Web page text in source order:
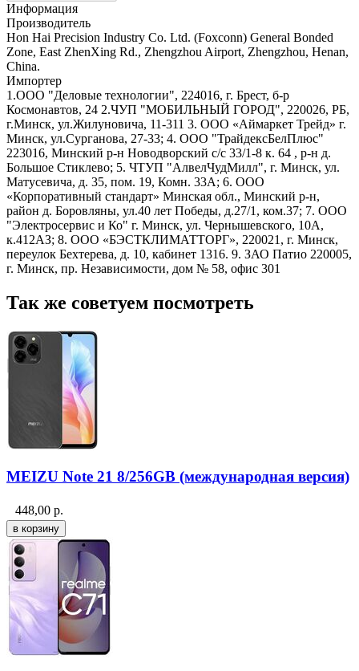
Информация
Производитель
Hon Hai Precision Industry Co. Ltd. (Foxconn) General Bonded
Zone, East ZhenXing Rd., Zhengzhou Airport, Zhengzhou, Henan,
China.
Импортер
1.ООО "Деловые технологии", 224016, г. Брест, б-р
Космонавтов, 24 2.ЧУП "МОБИЛЬНЫЙ ГОРОД", 220026, РБ,
г.Минск, ул.Жилуновича, 11-311 3. ООО «Аймаркет Трейд» г.
Минск, ул.Сурганова, 27-33; 4. ООО "ТрайдексБелПлюс"
223016, Минский р-н Новодворский с/с 33/1-8 к. 64 , р-н д.
Большое Стиклево; 5. ЧТУП "АлвелЧудМилл", г. Минск, ул.
Матусевича, д. 35, пом. 19, Комн. 33А; 6. ООО
«Корпоративный стандарт» Минская обл., Минский р-н,
район д. Боровляны, ул.40 лет Победы, д.27/1, ком.37; 7. ООО
"Электросервис и Ко" г. Минск, ул. Чернышевского, 10А,
к.412АЗ; 8. ООО «БЭСТКЛИМАТТОРГ», 220021, г. Минск,
переулок Бехтерева, д. 10, кабинет 1316. 9. ЗАО Патио 220005,
г. Минск, пр. Независимости, дом № 58, офис 301
Так же советуем посмотреть
MEIZU Note 21 8/256GB (международная версия)
448,00 р.